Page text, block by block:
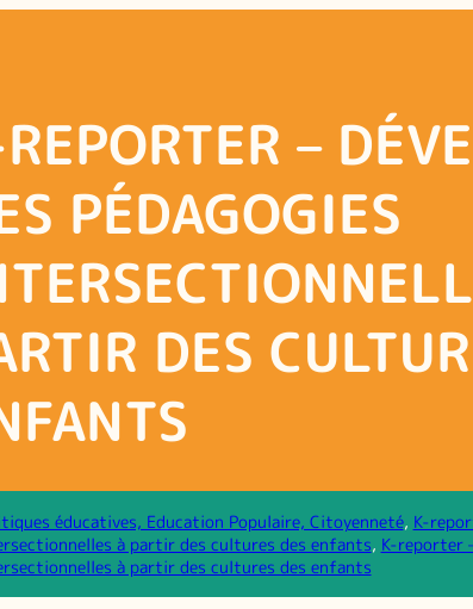
–
PÉDAGOGIES
DES
éducatives, Education Populaire, Citoyenneté, K-
à partir des cultures des enfants, K-reporter
à partir des cultures des enfants